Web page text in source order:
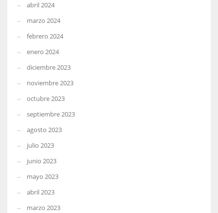
abril 2024
marzo 2024
febrero 2024
enero 2024
diciembre 2023
noviembre 2023
octubre 2023
septiembre 2023
agosto 2023
julio 2023
junio 2023
mayo 2023
abril 2023
marzo 2023